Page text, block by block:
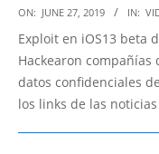
2019-
06-
27
ON: JUNE 27, 2019 IN:
Exploit en iOS13 beta
Hackearon
datos confidenciales
los links de las noticias